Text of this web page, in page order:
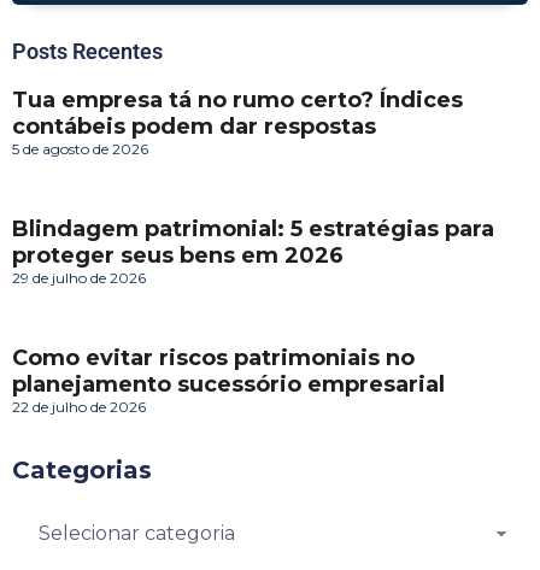
Posts Recentes
Tua empresa tá no rumo certo? Índices
contábeis podem dar respostas
5 de agosto de 2026
Blindagem patrimonial: 5 estratégias para
proteger seus bens em 2026
29 de julho de 2026
Como evitar riscos patrimoniais no
planejamento sucessório empresarial
22 de julho de 2026
Categorias